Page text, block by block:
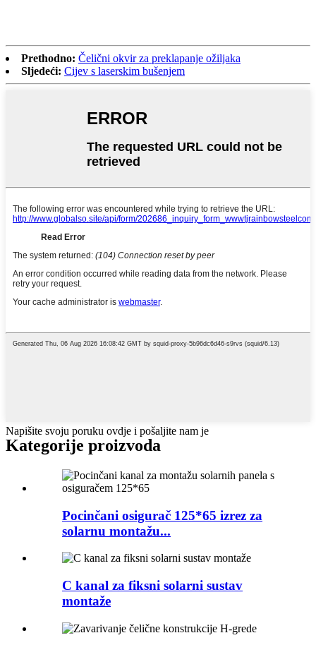
Prethodno: Čelični okvir za preklapanje ožiljaka
Sljedeći: Cijev s laserskim bušenjem
Napišite svoju poruku ovdje i pošaljite nam je
Kategorije proizvoda
Pocinčani osigurač 125*65 izrez za
solarnu montažu...
C kanal za fiksni solarni sustav
montaže